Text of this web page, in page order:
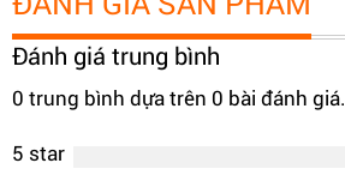
Đánh giá trung bình
0 trung bình dựa trên 0 bài đánh giá.
5 star